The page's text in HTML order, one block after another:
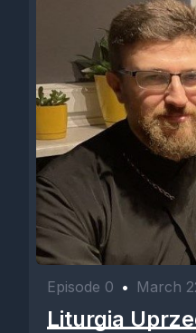
Episode 0 • March
Liturgia